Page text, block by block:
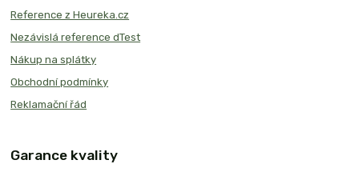
Reference z Heureka.cz
Nezávislá reference dTest
Nákup na splátky
Obchodní podmínky
Reklamační řád
Garance kvality